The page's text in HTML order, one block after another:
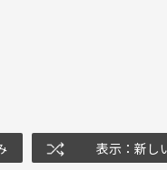
表示：新し